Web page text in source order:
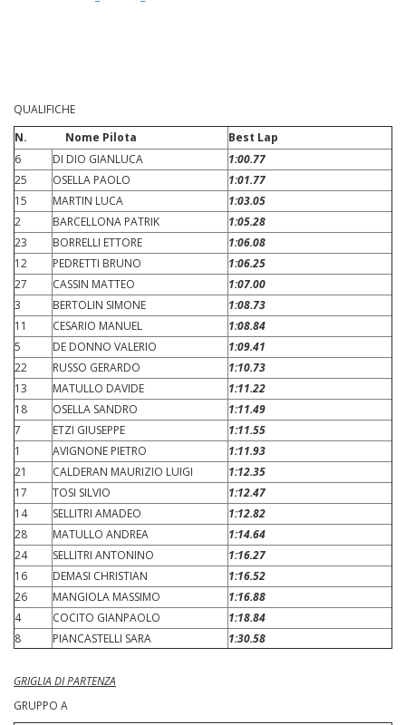
QUALIFICHE
N. Nome Pilota
Best Lap
6
DI DIO GIANLUCA
1:00.77
25
OSELLA PAOLO
1:01.77
15
MARTIN LUCA
1:03.05
2
BARCELLONA PATRIK
1:05.28
23
BORRELLI ETTORE
1:06.08
12
PEDRETTI BRUNO
1:06.25
27
CASSIN MATTEO
1:07.00
3
BERTOLIN SIMONE
1:08.73
11
CESARIO MANUEL
1:08.84
5
DE DONNO VALERIO
1:09.41
22
RUSSO GERARDO
1:10.73
13
MATULLO DAVIDE
1:11.22
18
OSELLA SANDRO
1:11.49
7
ETZI GIUSEPPE
1:11.55
1
AVIGNONE PIETRO
1:11.93
21
CALDERAN MAURIZIO LUIGI
1:12.35
17
TOSI SILVIO
1:12.47
14
SELLITRI AMADEO
1:12.82
28
MATULLO ANDREA
1:14.64
24
SELLITRI ANTONINO
1:16.27
16
DEMASI CHRISTIAN
1:16.52
26
MANGIOLA MASSIMO
1:16.88
4
COCITO GIANPAOLO
1:18.84
8
PIANCASTELLI SARA 1:30.58
GRIGLIA DI PARTENZA
GRUPPO A